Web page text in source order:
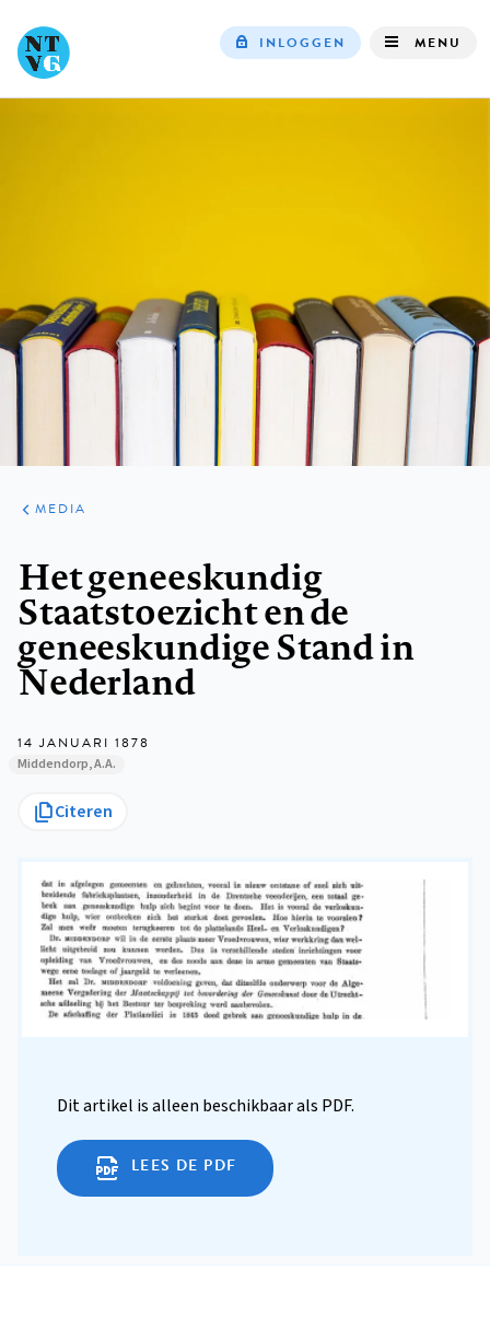
INLOGGEN MENU
ARTIKELEN
VARIA
MEDIA
Het geneeskundig
Staatstoezicht en de
geneeskundige Stand in
Nederland
14 JANUARI 1878
Middendorp, A.A.
Citeren
Dit artikel is alleen beschikbaar als PDF.
LEES DE PDF